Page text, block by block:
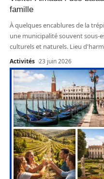
famille
À quelques encablures de la
une municipalité souvent sous-
culturels et naturels. Lieu
Activités 23 juin 2026